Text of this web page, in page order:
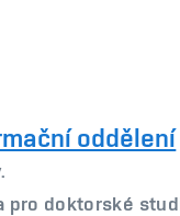
oddělení
pro doktorské